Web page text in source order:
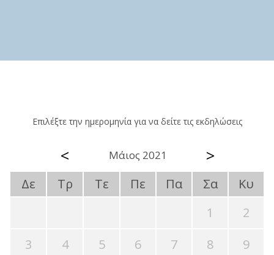
Επιλέξτε την ημερομηνία για να δείτε τις εκδηλώσεις
< Μάιος 2021 >
Δε Τρ Τε Πε Πα Σα
Κυ
1
2
3
4 5 6 7 8
9